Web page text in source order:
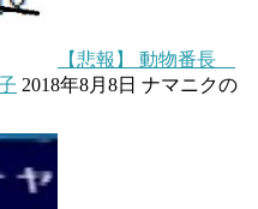
【悲報】 動物番長
2018年8月8日 ナマニクの